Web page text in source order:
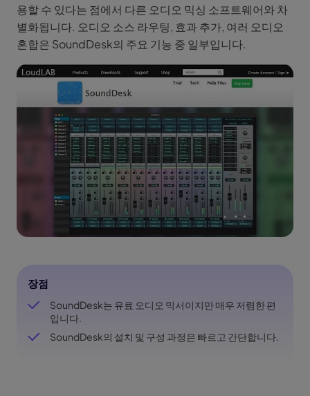
용할 수 있다는 점에서 다른 오디오 믹싱 소프트웨어와 차
별화됩니다. 오디오 소스 라우팅, 효과 추가, 여러 오디오
혼합은 SoundDesk의 주요 기능 중 일부입니다.
장점
SoundDesk는 유료 오디오 믹서이지만 매우 저렴한 편
입니다.
SoundDesk의 설치 및 구성 과정은 빠르고 간단합니다.